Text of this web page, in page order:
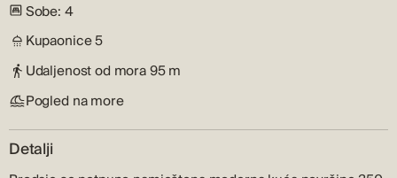
Sobe: 4
Kupaonice5
Udaljenost od mora95 m
Pogled na more
Detalji